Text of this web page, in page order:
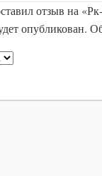
отзыв на
опубликован.